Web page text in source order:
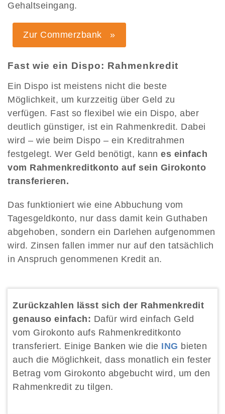
Gehaltseingang.
Zur Commerzbank »
Fast wie ein Dispo: Rahmenkredit
Ein Dispo ist meistens nicht die beste
Möglichkeit, um kurzzeitig über Geld zu
verfügen. Fast so flexibel wie ein Dispo, aber
deutlich günstiger, ist ein Rahmenkredit. Dabei
wird – wie beim Dispo – ein Kreditrahmen
festgelegt. Wer Geld benötigt, kann es einfach
vom Rahmenkreditkonto auf sein Girokonto
transferieren.
Das funktioniert wie eine Abbuchung vom
Tagesgeldkonto, nur dass damit kein Guthaben
abgehoben, sondern ein Darlehen aufgenommen
wird. Zinsen fallen immer nur auf den tatsächlich
in Anspruch genommenen Kredit an.
Zurückzahlen lässt sich der Rahmenkredit
genauso einfach: Dafür wird einfach Geld
vom Girokonto aufs Rahmenkreditkonto
transferiert. Einige Banken wie die ING bieten
auch die Möglichkeit, dass monatlich ein fester
Betrag vom Girokonto abgebucht wird, um den
Rahmenkredit zu tilgen.